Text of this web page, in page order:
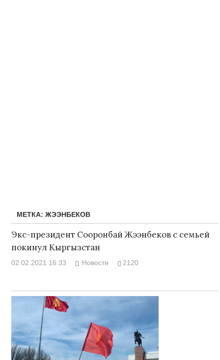
МЕТКА: ЖЭЭНБЕКОВ
Экс-президент Сооронбай Жээнбеков с семьей
покинул Кыргызстан
02.02.2021 16:33 Новости 2120